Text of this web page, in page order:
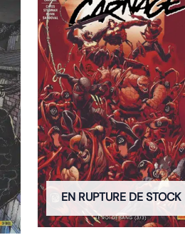
EN RUPTURE DE STOCK